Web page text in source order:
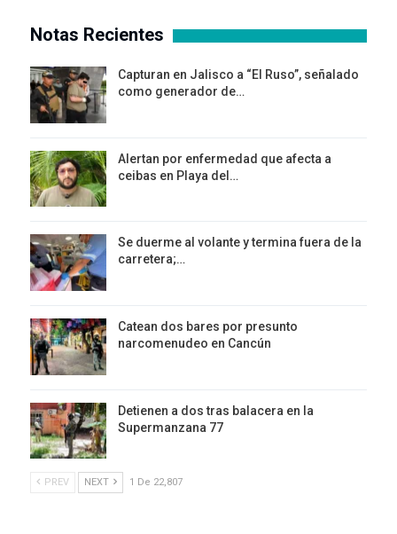
Notas Recientes
Capturan en Jalisco a “El Ruso”, señalado
como generador de…
Alertan por enfermedad que afecta a
ceibas en Playa del…
Se duerme al volante y termina fuera de la
carretera;…
Catean dos bares por presunto
narcomenudeo en Cancún
Detienen a dos tras balacera en la
Supermanzana 77
PREV NEXT 1 De 22,807